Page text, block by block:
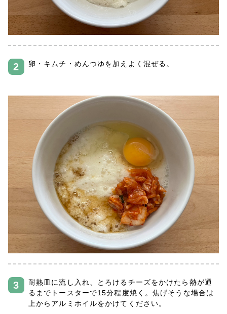
卵・キムチ・めんつゆを加えよく混ぜる。
耐熱皿に流し入れ、とろけるチーズをかけたら熱が通
るまでトースターで15分程度焼く。焦げそうな場合は
上からアルミホイルをかけてください。